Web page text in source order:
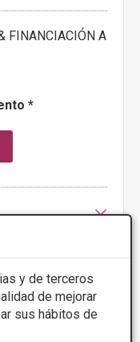
y de terceros
de mejorar
sus hábitos de
FINANCIACIÓN A
*